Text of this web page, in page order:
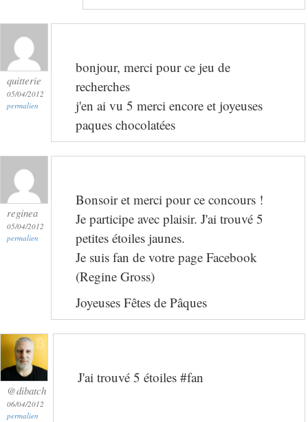
quitterie
05/04/2012
permalien
bonjour, merci pour ce jeu de
recherches
j'en ai vu 5 merci encore et joyeuses
paques chocolatées
reginea
05/04/2012
permalien
Bonsoir et merci pour ce concours !
Je participe avec plaisir. J'ai trouvé 5
petites étoiles jaunes.
Je suis fan de votre page Facebook
(Regine Gross)
Joyeuses Fêtes de Pâques
@dibatch
06/04/2012
permalien
J'ai trouvé 5 étoiles #fan